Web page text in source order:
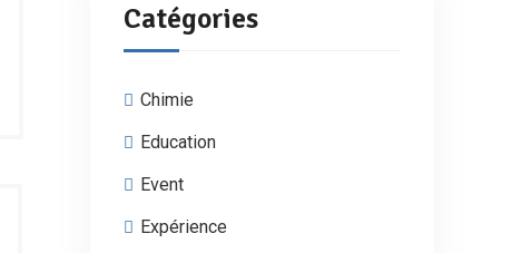
Catégories
Chimie
Education
Event
Expérience